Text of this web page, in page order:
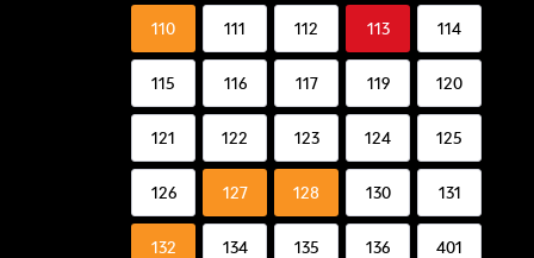
110 111 112 113 114
115 116 117 119 120
121 122 123 124 125
126 127 128 130 131
132 134 135 136 401